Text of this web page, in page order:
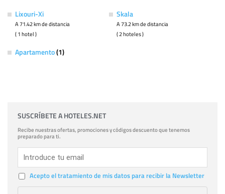
Lixouri-Xi
A 71.42 km de distancia
( 1 hotel )
Skala
A 73.2 km de distancia
( 2 hoteles )
Apartamento(1)
SUSCRÍBETE A HOTELES.NET
Recibe nuestras ofertas, promociones y códigos descuento que tenemos
preparado para ti.
Acepto el tratamiento de mis datos para recibir la Newsletter